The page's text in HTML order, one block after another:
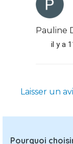
Pauline
il y a
Laisser un
Pourquoi